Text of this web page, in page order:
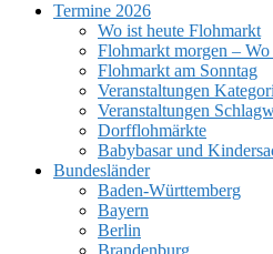
Termine 2026
Wo ist heute Flohmarkt
Flohmarkt morgen –
Flohmarkt am Sonntag
Veranstaltungen
Veranstaltungen
Dorfflohmärkte
Babybasar und
Bundesländer
Baden-Württemberg
Bayern
Berlin
Brandenburg